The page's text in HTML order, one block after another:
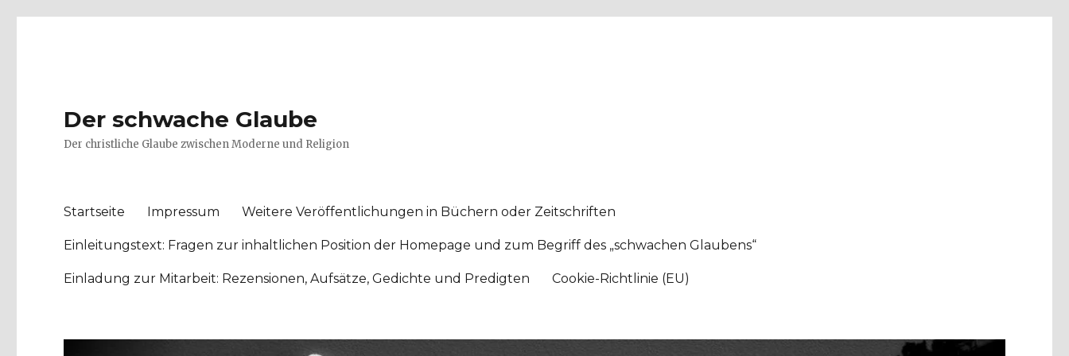
Der schwache Glaube
Der christliche Glaube zwischen Moderne und Religion
Startseite Impressum Weitere Veröffentlichungen in Büchern oder Zeitschriften
Einleitungstext: Fragen zur inhaltlichen Position der Homepage und zum Begriff des „schwachen Glaubens“
Einladung zur Mitarbeit: Rezensionen, Aufsätze, Gedichte und Predigten Cookie-Richtlinie (EU)